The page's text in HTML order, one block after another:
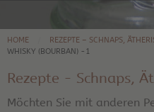
HOME
REZEPTE – SCHNAPS,
WHISKY (BOURBAN) -1
Rezepte - Schnaps,
Möchten Sie mit anderen